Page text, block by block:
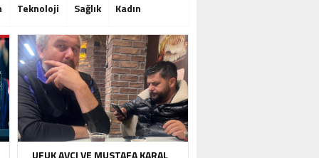
Not Alıyor
Teknoloji Sağlık Kadın
UFUK AVCI VE MUSTAFA KARAL